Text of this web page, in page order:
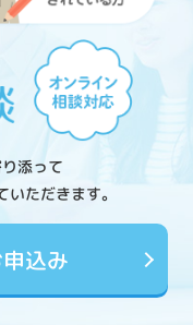
添って
ただきます。
込み